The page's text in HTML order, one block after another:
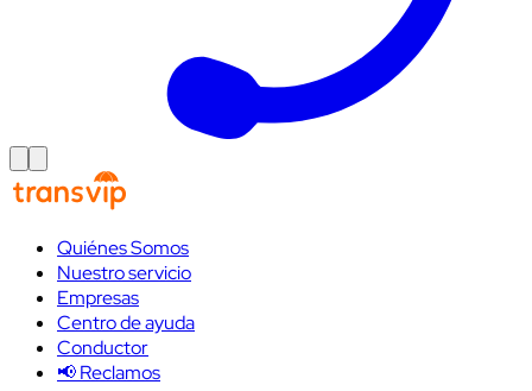
Quiénes Somos
Nuestro servicio
Empresas
Centro de ayuda
Conductor
📢 Reclamos